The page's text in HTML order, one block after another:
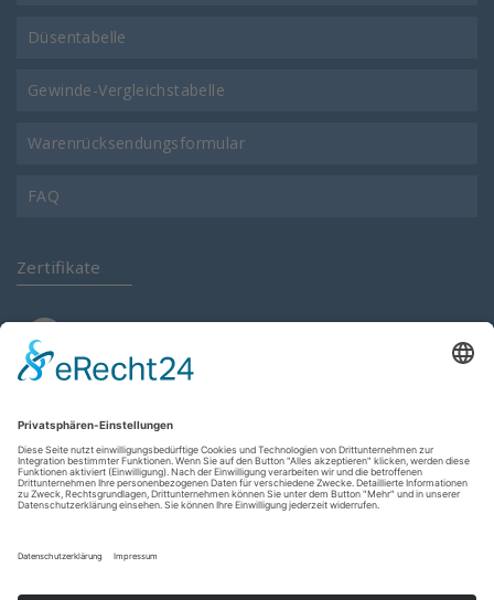
Düsentabelle
Gewinde-Vergleichstabelle
Warenrücksendungsformular
FAQ
Zertifikate